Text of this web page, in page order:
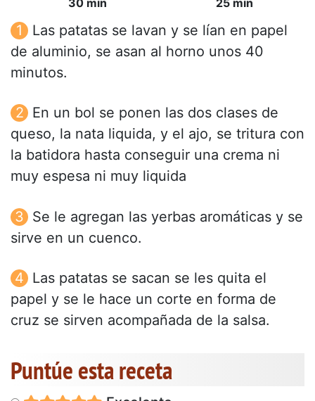
30 min 25 min
Las patatas se lavan y se lían en papel
de aluminio, se asan al horno unos 40
minutos.
En un bol se ponen las dos clases de
queso, la nata liquida, y el ajo, se tritura con
la batidora hasta conseguir una crema ni
muy espesa ni muy liquida
Se le agregan las yerbas aromáticas y se
sirve en un cuenco.
Las patatas se sacan se les quita el
papel y se le hace un corte en forma de
cruz se sirven acompañada de la salsa.
Puntúe esta receta